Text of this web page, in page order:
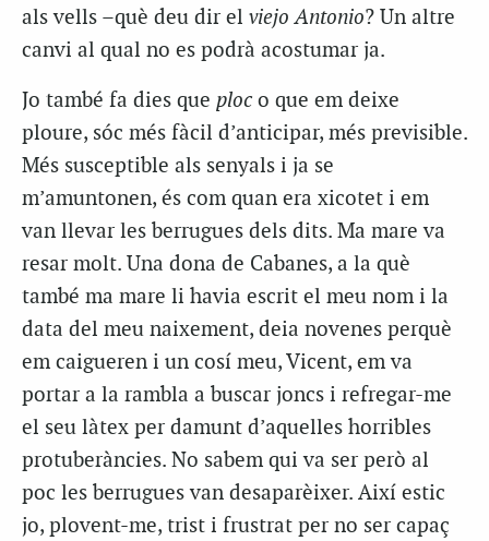
als vells –què deu dir el viejo Antonio? Un altre
canvi al qual no es podrà acostumar ja.
Jo també fa dies que ploc o que em deixe
ploure, sóc més fàcil d’anticipar, més previsible.
Més susceptible als senyals i ja se
m’amuntonen, és com quan era xicotet i em
van llevar les berrugues dels dits. Ma mare va
resar molt. Una dona de Cabanes, a la què
també ma mare li havia escrit el meu nom i la
data del meu naixement, deia novenes perquè
em caigueren i un cosí meu, Vicent, em va
portar a la rambla a buscar joncs i refregar-me
el seu làtex per damunt d’aquelles horribles
protuberàncies. No sabem qui va ser però al
poc les berrugues van desaparèixer. Així estic
jo, plovent-me, trist i frustrat per no ser capaç